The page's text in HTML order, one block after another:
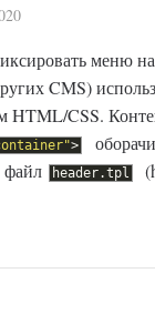
меню
CMS)
HTML/CSS.
>
header.tpl